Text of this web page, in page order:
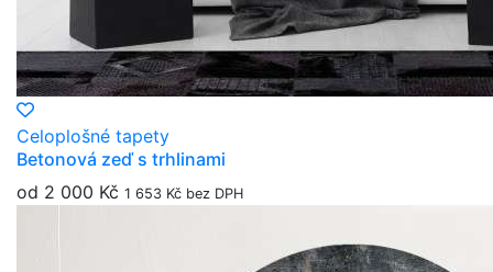
Celoplošné tapety
Betonová zeď s trhlinami
od 2 000 Kč 1 653 Kč bez DPH